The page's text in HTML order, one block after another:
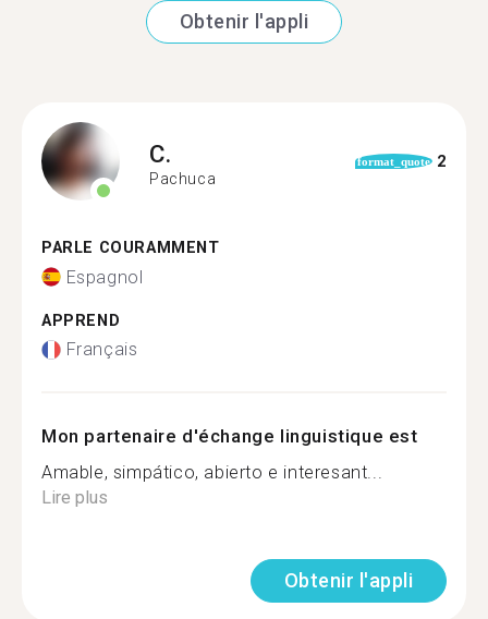
Obtenir l'appli
C.
Pachuca
format_quote 2
PARLE COURAMMENT
Espagnol
APPREND
Français
Mon partenaire d'échange linguistique est
Amable, simpático, abierto e interesant...
Lire plus
Obtenir l'appli